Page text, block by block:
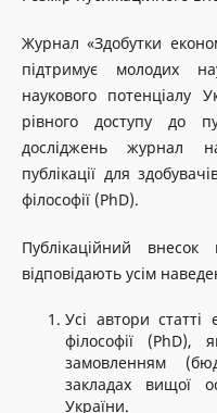
Журнал «Здобутки
підтримує молодих
наукового потенціалу
рівного доступу до
досліджень журнал
публікації для
філософії (PhD).
Публікаційний
відповідають усім
Усі автори статті
філософії (PhD),
замовленням
закладах вищої
України.